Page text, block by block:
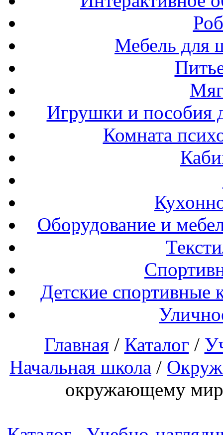
Мебель для
Игрушки и пособия
Комната
Оборудование и
Детские спортивные
Главная/ Каталог /
Начальная школа /
окружающему